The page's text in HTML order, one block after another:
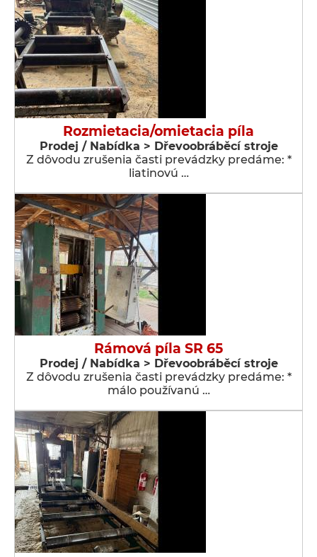
Rozmietacia/omietacia píla
Prodej / Nabídka > Dřevoobráběcí stroje
Z dôvodu zrušenia časti prevádzky predáme: *
liatinovú …
Rámová píla SR 65
Prodej / Nabídka > Dřevoobráběcí stroje
Z dôvodu zrušenia časti prevádzky predáme: *
málo používanú …